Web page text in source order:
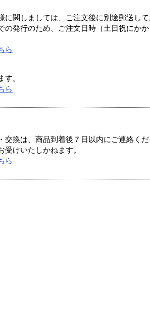
に関しましては、ご注文後に別途郵送して
の発行のため、ご注文日時（土日祝にか
ら
す。
ら
交換は、商品到着後７日以内にご連絡く
けいたしかねます。
ら